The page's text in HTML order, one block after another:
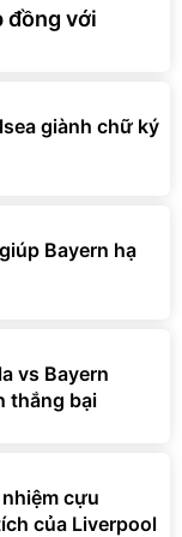
đồng với
giành chữ ký
Bayern hạ
vs Bayern
thắng bại
cựu
của Liverpool